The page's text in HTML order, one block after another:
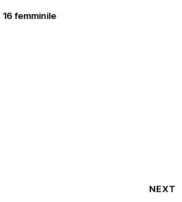
femminile
NEXT